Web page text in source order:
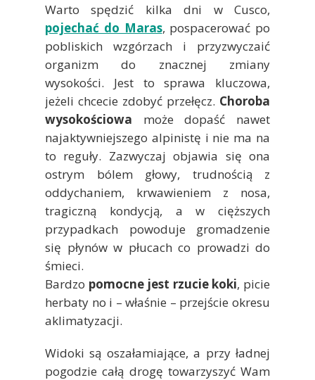
Warto spędzić kilka dni w Cusco,
pojechać do Maras, pospacerować po
pobliskich wzgórzach i przyzwyczaić
organizm do znacznej zmiany
wysokości. Jest to sprawa kluczowa,
jeżeli chcecie zdobyć przełęcz. Choroba
wysokościowa może dopaść nawet
najaktywniejszego alpinistę i nie ma na
to reguły. Zazwyczaj objawia się ona
ostrym bólem głowy, trudnością z
oddychaniem, krwawieniem z nosa,
tragiczną kondycją, a w cięższych
przypadkach powoduje gromadzenie
się płynów w płucach co prowadzi do
śmieci.
Bardzo pomocne jest rzucie koki, picie
herbaty no i – właśnie – przejście okresu
aklimatyzacji.
Widoki są oszałamiające, a przy ładnej
pogodzie całą drogę towarzyszyć Wam